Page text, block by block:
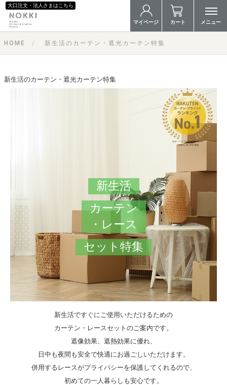
大口注文・法人さまはこちら
マイページ カート メニュー
HOME 新生活のカーテン・遮光カーテン特集
新生活のカーテン・遮光カーテン特集
新生活
カーテン
・レース
セット特集
新生活ですぐにご使用いただけるための
カーテン・レースセットのご案内です。
遮像効果、遮熱効果に優れ、
日中も夜間も安全で快適にお過ごしいただけます。
併用するレースがプライバシーを保護してくれるので、
初めての一人暮らしも安心です。